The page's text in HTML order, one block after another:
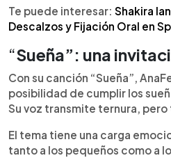
Te puede interesar: Shakira
Descalzos y Fijación Oral en
“Sueña”: una
Con su canción “Sueña”,
posibilidad de cumplir los
Su voz transmite ternura,
El tema tiene una carga
tanto a los pequeños como a